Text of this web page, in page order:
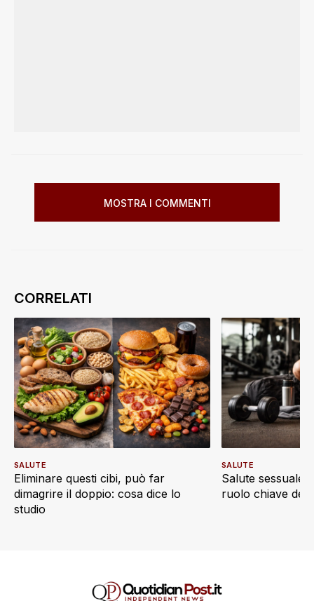
MOSTRA I COMMENTI
Eliminare questi cibi, può far
dimagrire il doppio: cosa dice lo
studio
SALUTE
Salute sessuale
ruolo chiave
SALUTE